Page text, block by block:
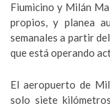
Fiumicino y Milán
propios, y planea
semanales a partir
que está operando
El aeropuerto de
solo siete